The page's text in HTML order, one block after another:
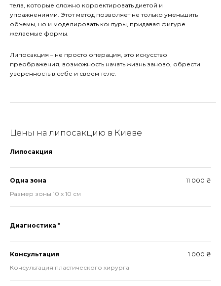
тела, которые сложно корректировать диетой и
упражнениями. Этот метод позволяет не только уменьшить
объемы, но и моделировать контуры, придавая фигуре
желаемые формы.
Липосакция – не просто операция, это искусство
преображения, возможность начать жизнь заново, обрести
уверенность в себе и своем теле.
Цены на липосакцию в Киеве
Липосакция
Одна зона
11 000 ₴
Размер зоны 10 х 10 см
Диагностика *
Консультация
1 000 ₴
Консультация пластического хирурга